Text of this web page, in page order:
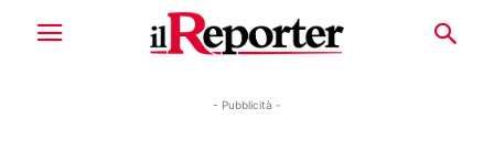
- Pubblicità -